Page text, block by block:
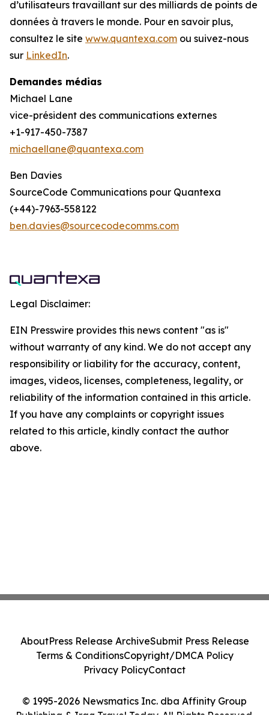
d’utilisateurs travaillant sur des milliards de points de
données à travers le monde. Pour en savoir plus,
consultez le site www.quantexa.com ou suivez-nous
sur LinkedIn.
Demandes médias
Michael Lane
vice-président des communications externes
+1-917-450-7387
michaellane@quantexa.com
Ben Davies
SourceCode Communications pour Quantexa
(+44)-7963-558122
ben.davies@sourcecodecomms.com
Legal Disclaimer:
EIN Presswire provides this news content "as is"
without warranty of any kind. We do not accept any
responsibility or liability for the accuracy, content,
images, videos, licenses, completeness, legality, or
reliability of the information contained in this article.
If you have any complaints or copyright issues
related to this article, kindly contact the author
above.
© 1995-2026 Newsmatics Inc. dba Affinity Group
Publishing & Iraq Travel Today. All Rights Reserved.
AboutPress Release ArchiveSubmit Press Release
Terms & ConditionsCopyright/DMCA Policy
Privacy PolicyContact